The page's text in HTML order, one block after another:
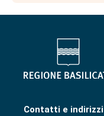
Contatti e indirizzi